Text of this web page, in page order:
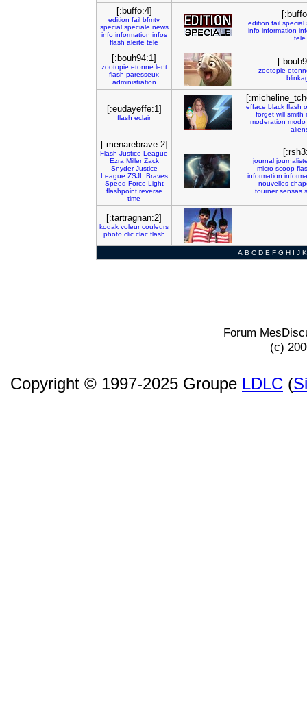
[:buffo:4]
edition fail bfmtv
special speciale news
info information infos
flash alerte tele
edition fail special
info information
tele
[:bouh94:1]
zootopie etonne lent
flash paresseux
administration
zootopie
[:eudayeffe:1]
flash eclair
efface black flash
forget will smith
moderation modo
[:menarebrave:2]
Flash Justice League
Ezra Miller Zack
Snyder Justice
League ZSJL
Braves
Speed Force Light
flashpoint reverse
time
journal
micro scoop
information
nouvelles
tourner sensas
[:tartragnan:2]
kodak voleur couleurs
photo clic clac flash
A B C D E F G H I J K
Forum
(c)
Copyright © 1997-2025 Groupe LDLC (